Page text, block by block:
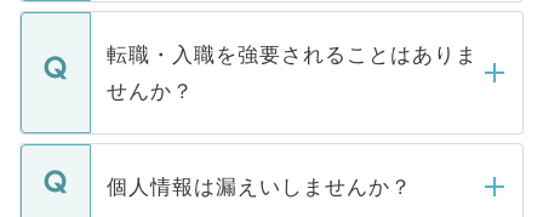
ます。通常、5営業日以内にはご連絡をせて
いただきますので、しばらくお待ちくださ
マイナビDOCTORで取り扱っている求人の
うち約3割は、Webサイトからご覧いただ
けない「非公開求人」です。非公開求人は
下記の理由によって、一般には公開してい
ません。
■応募殺到を避けるため 人気のある医療機
転職・入職を強要されることはありま
せんか？
転職・入職を強要することは一切ありませ
ん。また、仮に応募先から内定をいただい
個人情報は漏えいしませんか？